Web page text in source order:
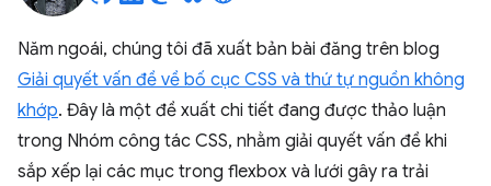
Năm ngoái, chúng tôi đã xuất bản bài đăng trên blog
Giải quyết vấn đề về bố cục CSS và thứ tự nguồn không
khớp. Đây là một đề xuất chi tiết đang được thảo luận
trong Nhóm công tác CSS, nhằm giải quyết vấn đề khi
sắp xếp lại các mục trong flexbox và lưới gây ra trải